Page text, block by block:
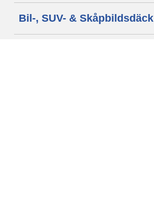
Bil-, SUV- & Skåpbildsdäck